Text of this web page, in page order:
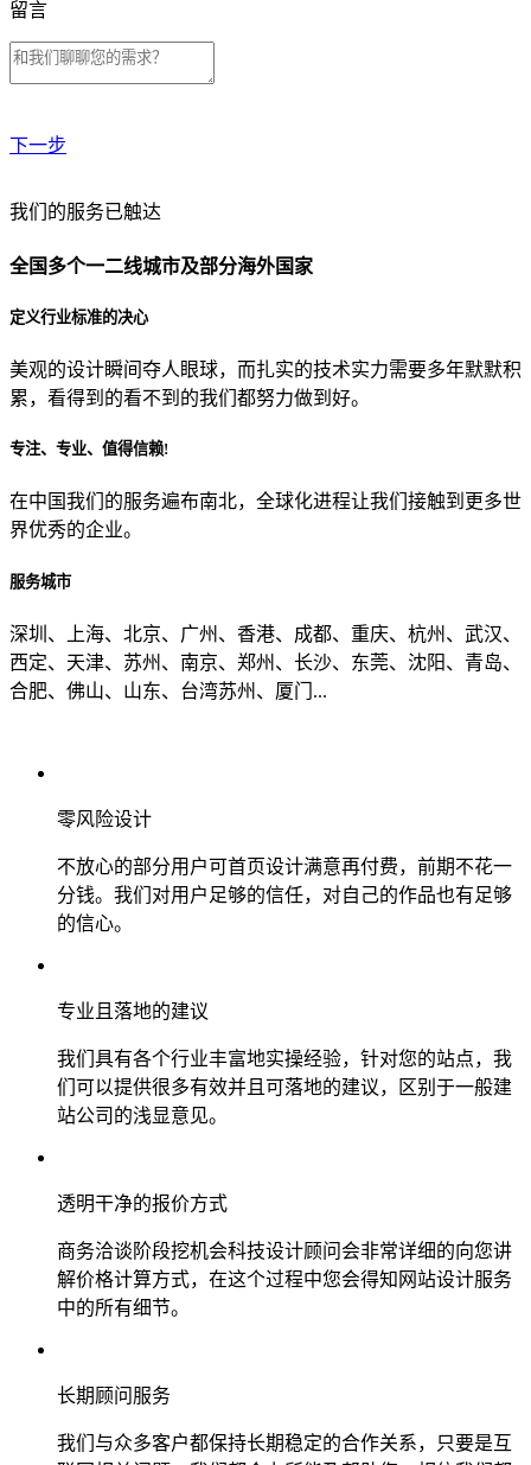
留言
下一步
贵公司预算范围是？
贵公司的团队规模是？
目前主要的营销渠道是？
我们的服务已触达
全国多个一二线城市及部分海外国家
定义行业标准的决心
美观的设计瞬间夺人眼球，而扎实的技术实力需要多年默默积
累，看得到的看不到的我们都努力做到好。
专注、专业、值得信赖!
在中国我们的服务遍布南北，全球化进程让我们接触到更多世
界优秀的企业。
服务城市
深圳、上海、北京、广州、香港、成都、重庆、杭州、武汉、
西定、天津、苏州、南京、郑州、长沙、东莞、沈阳、青岛、
合肥、佛山、山东、台湾苏州、厦门...
零风险设计
不放心的部分用户可首页设计满意再付费，前期不花一
分钱。我们对用户足够的信任，对自己的作品也有足够
的信心。
专业且落地的建议
我们具有各个行业丰富地实操经验，针对您的站点，我
们可以提供很多有效并且可落地的建议，区别于一般建
站公司的浅显意见。
透明干净的报价方式
商务洽谈阶段挖机会科技设计顾问会非常详细的向您讲
解价格计算方式，在这个过程中您会得知网站设计服务
中的所有细节。
长期顾问服务
我们与众多客户都保持长期稳定的合作关系，只要是互